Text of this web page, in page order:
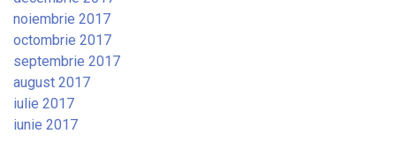
noiembrie 2017
octombrie 2017
septembrie 2017
august 2017
iulie 2017
iunie 2017